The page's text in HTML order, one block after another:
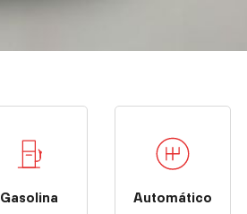
Gasolina Automático